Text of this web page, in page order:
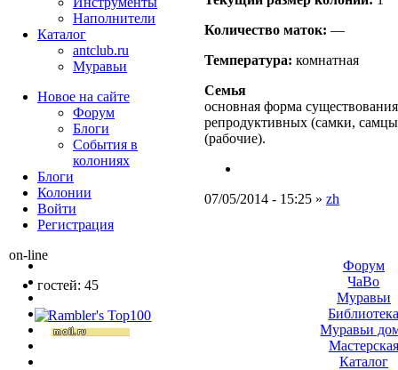
Количество маток: —
Температура: комнатная
Семья
основная форма
репродуктивных (самки,
(рабочие).
07/05/2014 - 15:25 » zh
Наполнители
Каталог
antclub.ru
Муравьи
Новое на сайте
Форум
Блоги
События в
колониях
Блоги
Колонии
Войти
Peгиcтpaция
on-line
гостей: 45
Форум
ЧаВо
Муравьи
Муравьи
Мастерская
Каталог